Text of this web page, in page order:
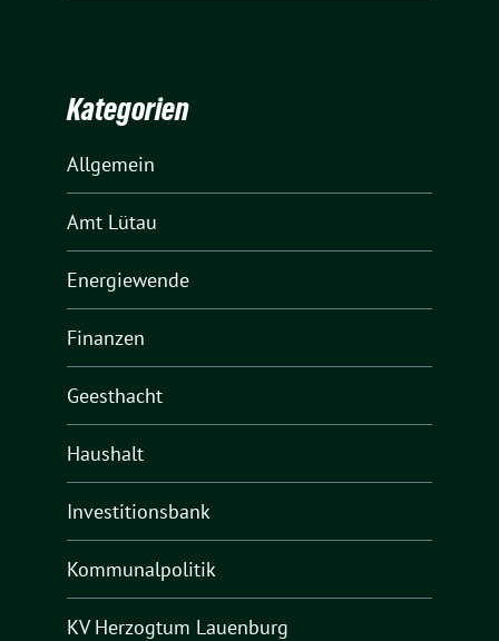
Kategorien
Allgemein
Amt Lütau
Energiewende
Finanzen
Geesthacht
Haushalt
Investitionsbank
Kommunalpolitik
KV Herzogtum Lauenburg